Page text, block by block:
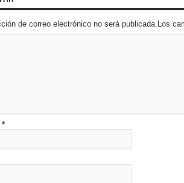
de correo electrónico no será publicada.Los
*